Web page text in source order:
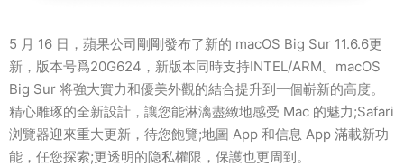
5 月 16 日，蘋果公司剛剛發布了新的 macOS Big Sur 11.6.6更
新，版本号爲20G624，新版本同時支持INTEL/ARM。macOS
Big Sur 将強大實力和優美外觀的結合提升到一個嶄新的高度。
精心雕琢的全新設計，讓您能淋漓盡緻地感受 Mac 的魅力;Safari
浏覽器迎來重大更新，待您飽覽;地圖 App 和信息 App 滿載新功
能，任您探索;更透明的隐私權限，保護也更周到。